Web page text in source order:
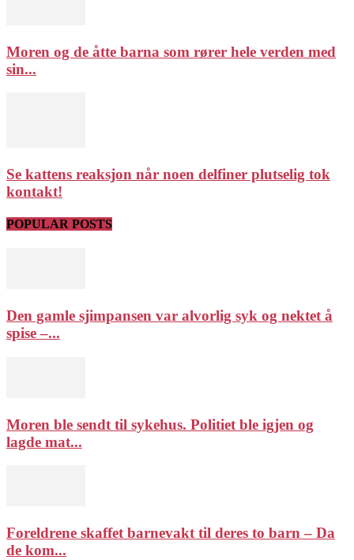
Moren og de åtte barna som rører hele verden med
sin...
Se kattens reaksjon når noen delfiner plutselig tok
kontakt!
POPULAR POSTS
Den gamle sjimpansen var alvorlig syk og nektet å
spise –...
Moren ble sendt til sykehus. Politiet ble igjen og
lagde mat...
Foreldrene skaffet barnevakt til deres to barn – Da
de kom...